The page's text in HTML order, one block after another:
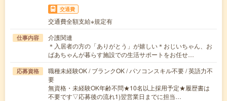
交通費
交通費全額支給※規定有
仕事内容
介護関連
＊入居者の方の「ありがとう」が嬉しい＊おじいちゃん、お
ばあちゃんが暮らす施設での生活サポートをお任せ…
応募資格
職種未経験OK / ブランクOK / パソコンスキル不要 / 英語力不
要
無資格・未経験OK年齢不問★10名以上採用予定★履歴書は
不要です▽応募後の流れ1)翌営業日までに担当…